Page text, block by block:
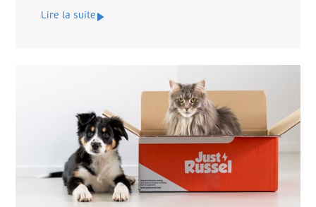
des enfants. Ces produits sont associés à une
unique, nous nous concentrons sur chaque client
unique et sur leurs produits. C'est avec cet état
d'esprit commun que nous nous mettons au
Lire la suite